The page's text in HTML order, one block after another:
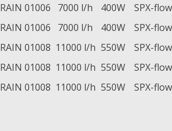
RAIN 01006 7000 l/h 400W
SPX-flow
RAIN 01006 7000 l/h 400W
SPX-flow
RAIN 01008 11000 l/h 550W
SPX-flow
RAIN 01008 11000 l/h 550W
SPX-flow
RAIN 01008 11000 l/h 550W SPX-flow